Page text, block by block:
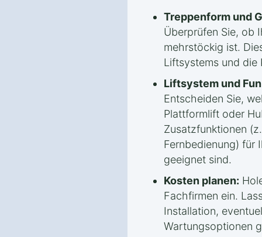
Treppenform und
Überprüfen Sie, ob
mehrstöckig ist.
Liftsystems und die
Liftsystem und
Entscheiden Sie,
Plattformlift oder
Zusatzfunktionen
Fernbedienung) für
geeignet sind.
Kosten planen:
Fachfirmen ein.
Installation,
Wartungsoptionen